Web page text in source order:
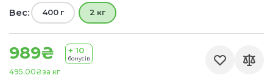
989₴
за кг
495.00₴
+ 10
бонусів
Вес: 400 г 2 кг